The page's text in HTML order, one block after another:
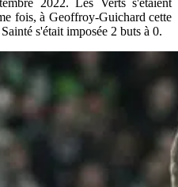
2022. Les Verts s'étaient
fois, à Geoffroy-Guichard cette
s'était imposée 2 buts à 0.